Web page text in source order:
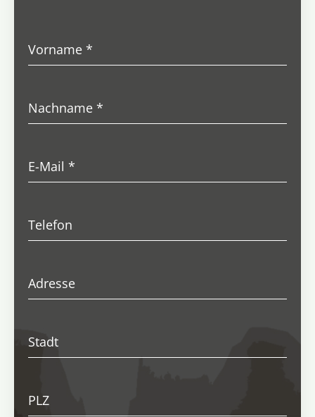
Vorname*
Nachname*
E-Mail*
Telefon
Adresse
Stadt
PLZ